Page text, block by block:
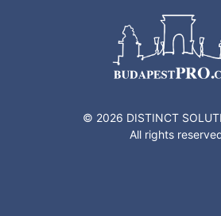
© 2026 DISTINCT
All rights